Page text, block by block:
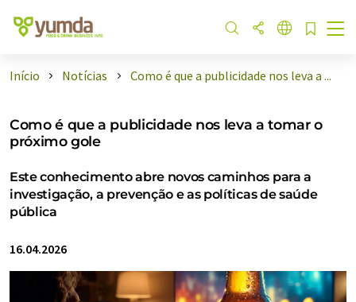
Início Notícias Como é que a publicidade nos leva a ...
Como é que a publicidade nos leva a tomar o
próximo gole
Este conhecimento abre novos caminhos para a
investigação, a prevenção e as políticas de saúde
pública
16.04.2026